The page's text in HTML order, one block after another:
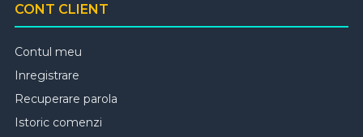
CONT CLIENT
Contul meu
Inregistrare
Recuperare parola
Istoric comenzi